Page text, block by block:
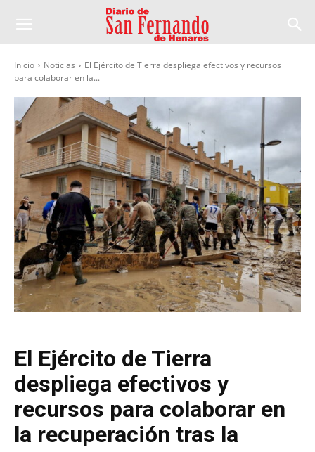
Inicio Noticias
El Ejército de Tierra despliega efectivos y recursos
para colaborar en la...
El Ejército de Tierra
despliega efectivos y
recursos para colaborar en
la recuperación tras la